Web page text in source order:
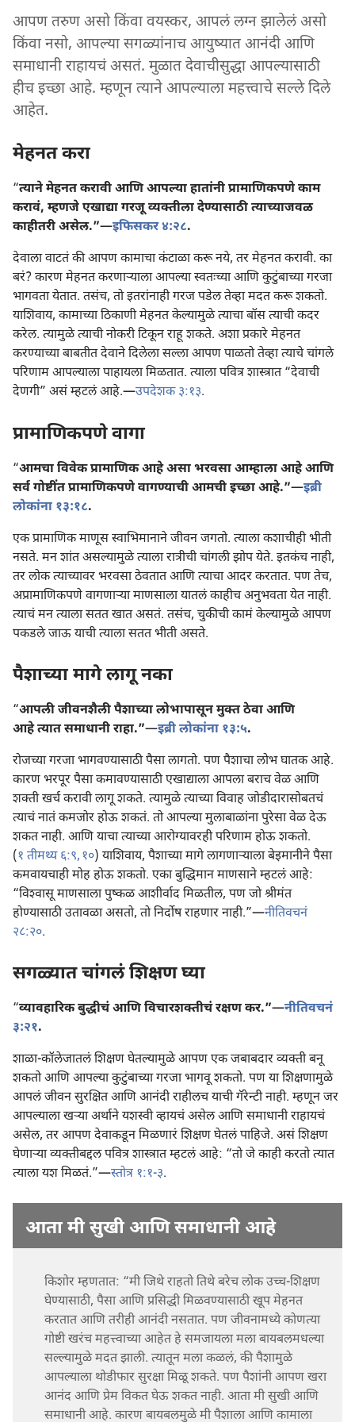
आपण तरुण असो किंवा वयस्कर, आपलं लग्न झालेलं असो
किंवा नसो, आपल्या सगळ्यांनाच आयुष्यात आनंदी आणि
समाधानी राहायचं असतं. मुळात देवाचीसुद्धा आपल्यासाठी
हीच इच्छा आहे. म्हणून त्याने आपल्याला महत्त्वाचे सल्ले दिले
आहेत.
मेहनत करा
“त्याने मेहनत करावी आणि आपल्या हातांनी प्रामाणिकपणे काम
करावं, म्हणजे एखाद्या गरजू व्यक्‍तीला देण्यासाठी त्याच्याजवळ
काहीतरी असेल.”—इफिसकर ४:२८.
देवाला वाटतं की आपण कामाचा कंटाळा करू नये, तर मेहनत करावी. का
बरं? कारण मेहनत करणाऱ्‍याला आपल्या स्वतःच्या आणि कुटुंबाच्या गरजा
भागवता येतात. तसंच, तो इतरांनाही गरज पडेल तेव्हा मदत करू शकतो.
याशिवाय, कामाच्या ठिकाणी मेहनत केल्यामुळे त्याचा बॉस त्याची कदर
करेल. त्यामुळे त्याची नोकरी टिकून राहू शकते. अशा प्रकारे मेहनत
करण्याच्या बाबतीत देवाने दिलेला सल्ला आपण पाळतो तेव्हा त्याचे चांगले
परिणाम आपल्याला पाहायला मिळतात. त्याला पवित्र शास्त्रात “देवाची
देणगी” असं म्हटलं आहे.—उपदेशक ३:१३.
प्रामाणिकपणे वागा
“आमचा विवेक प्रामाणिक आहे असा भरवसा आम्हाला आहे आणि
सर्व गोष्टींत प्रामाणिकपणे वागण्याची आमची इच्छा आहे.”—इब्री
लोकांना १३:१८.
एक प्रामाणिक माणूस स्वाभिमानाने जीवन जगतो. त्याला कशाचीही भीती
नसते. मन शांत असल्यामुळे त्याला रात्रीची चांगली झोप येते. इतकंच नाही,
तर लोक त्याच्यावर भरवसा ठेवतात आणि त्याचा आदर करतात. पण तेच,
अप्रामाणिकपणे वागणाऱ्‍या माणसाला यातलं काहीच अनुभवता येत नाही.
त्याचं मन त्याला सतत खात असतं. तसंच, चुकीची कामं केल्यामुळे आपण
पकडले जाऊ याची त्याला सतत भीती असते.
पैशाच्या मागे लागू नका
“आपली जीवनशैली पैशाच्या लोभापासून मुक्‍त ठेवा आणि
आहे त्यात समाधानी राहा.”—इब्री लोकांना १३:५.
रोजच्या गरजा भागवण्यासाठी पैसा लागतो. पण पैशाचा लोभ घातक आहे.
कारण भरपूर पैसा कमावण्यासाठी एखाद्याला आपला बराच वेळ आणि
शक्‍ती खर्च करावी लागू शकते. त्यामुळे त्याच्या विवाह जोडीदारासोबतचं
त्याचं नातं कमजोर होऊ शकतं. तो आपल्या मुलाबाळांना पुरेसा वेळ देऊ
शकत नाही. आणि याचा त्याच्या आरोग्यावरही परिणाम होऊ शकतो.
(१ तीमथ्य ६:९, १०) याशिवाय, पैशाच्या मागे लागणाऱ्‍याला बेइमानीने पैसा
कमवायचाही मोह होऊ शकतो. एका बुद्धिमान माणसाने म्हटलं आहे:
“विश्‍वासू माणसाला पुष्कळ आशीर्वाद मिळतील, पण जो श्रीमंत
होण्यासाठी उतावळा असतो, तो निर्दोष राहणार नाही.”—नीतिवचनं
२८:२०.
सगळ्यात चांगलं शिक्षण घ्या
“व्यावहारिक बुद्धीचं आणि विचारशक्‍तीचं रक्षण कर.”—नीतिवचनं
३:२१.
शाळा-कॉलेजातलं शिक्षण घेतल्यामुळे आपण एक जबाबदार व्यक्‍ती बनू
शकतो आणि आपल्या कुटुंबाच्या गरजा भागवू शकतो. पण या शिक्षणामुळे
आपलं जीवन सुरक्षित आणि आनंदी राहीलच याची गॅरेन्टी नाही. म्हणून जर
आपल्याला खऱ्‍या अर्थाने यशस्वी व्हायचं असेल आणि समाधानी राहायचं
असेल, तर आपण देवाकडून मिळणारं शिक्षण घेतलं पाहिजे. असं शिक्षण
घेणाऱ्‍या व्यक्‍तीबद्दल पवित्र शास्त्रात म्हटलं आहे: “तो जे काही करतो त्यात
त्याला यश मिळतं.”—स्तोत्र १:१-३.
आता मी सुखी आणि समाधानी आहे
किशोर म्हणतात: “मी जिथे राहतो तिथे बरेच लोक उच्च-शिक्षण
घेण्यासाठी, पैसा आणि प्रसिद्धी मिळवण्यासाठी खूप मेहनत
करतात आणि तरीही आनंदी नसतात. पण जीवनामध्ये कोणत्या
गोष्टी खरंच महत्त्वाच्या आहेत हे समजायला मला बायबलमधल्या
सल्ल्यामुळे मदत झाली. त्यातून मला कळलं, की पैशामुळे
आपल्याला थोडीफार सुरक्षा मिळू शकते. पण पैशांनी आपण खरा
आनंद आणि प्रेम विकत घेऊ शकत नाही. आता मी सुखी आणि
समाधानी आहे. कारण बायबलमुळे मी पैशाला आणि कामाला